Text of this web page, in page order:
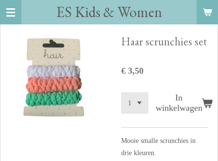
Ga
hoofdinhoud
ES Kids&Women
Haar scrunchies set
€ 3,50
In
winkelwagen
Mooie smalle scrunchies in
drie kleuren.